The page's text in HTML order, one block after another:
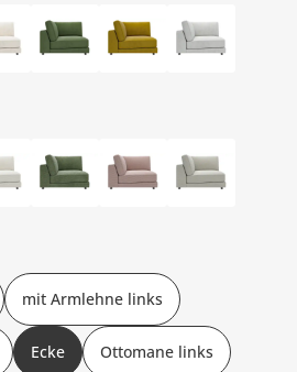
mit Armlehne links
Ecke Ottomane links